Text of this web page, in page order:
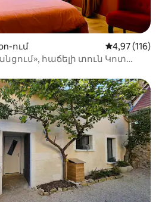
ում Միջին
4,97 (116)
հաճելի տուն Կոտ